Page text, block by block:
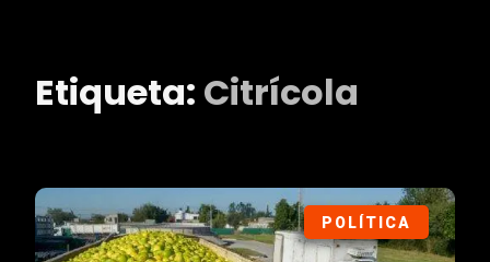
Etiqueta: Citrícola
POLÍTICA